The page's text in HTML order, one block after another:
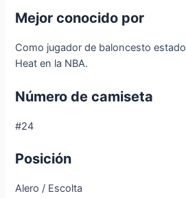
Mejor conocido por
Como jugador de baloncesto
Heat en la NBA.
Número de camiseta
#24
Posición
Alero / Escolta